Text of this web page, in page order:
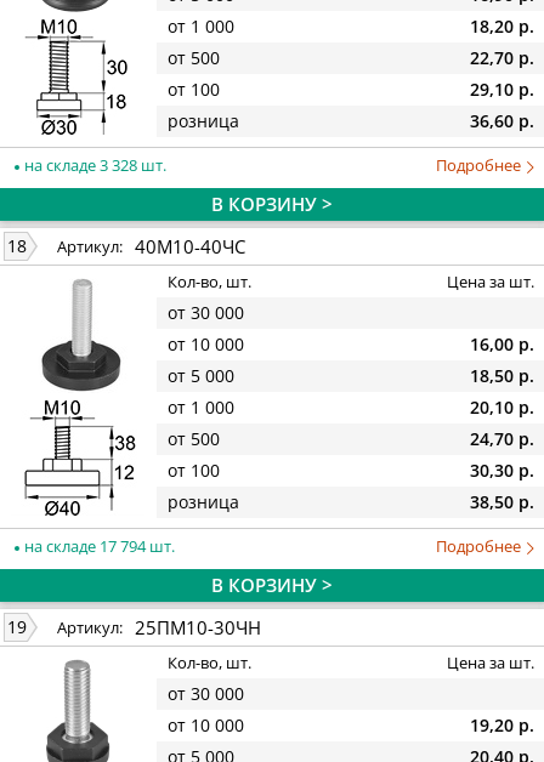
от 1 000
18,20 р.
от 500
22,70 р.
от 100
29,10 р.
розница
36,60 р.
на складе 3 328 шт. Подробнее
В КОРЗИНУ >
18 Артикул: 40М10-40ЧС
Кол-во, шт. Цена за шт.
от 30 000
от 10 000
16,00 р.
от 5 000
18,50 р.
от 1 000
20,10 р.
от 500
24,70 р.
от 100
30,30 р.
розница
38,50 р.
на складе 17 794 шт. Подробнее
В КОРЗИНУ >
19 Артикул: 25ПМ10-30ЧН
Кол-во, шт. Цена за шт.
от 30 000
от 10 000
19,20 р.
от 5 000
20,40 р.